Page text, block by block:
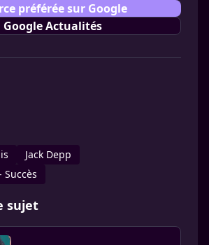
préférée sur Google
Google Actualités
Jack Depp
Succès
sujet